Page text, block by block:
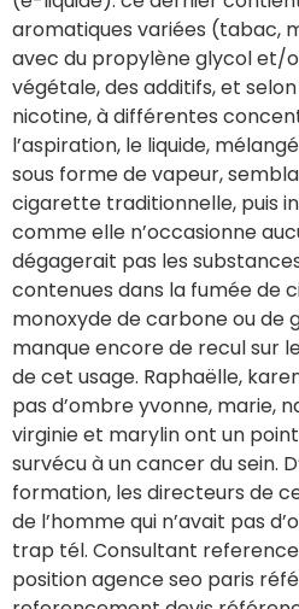
aromatiques variées (tabac,
avec du propylène glycol et/
végétale, des additifs, et
nicotine, à différentes
l’aspiration, le liquide,
sous forme de vapeur,
cigarette traditionnelle, puis
comme elle n’occasionne
dégagerait pas les
contenues dans la fumée de
monoxyde de carbone ou de
manque encore de recul sur
de cet usage. Raphaëlle,
pas d’ombre yvonne, marie,
virginie et marylin ont un
survécu à un cancer du sein.
formation, les directeurs de
de l’homme qui n’avait pas
trap tél. Consultant
position agence seo paris